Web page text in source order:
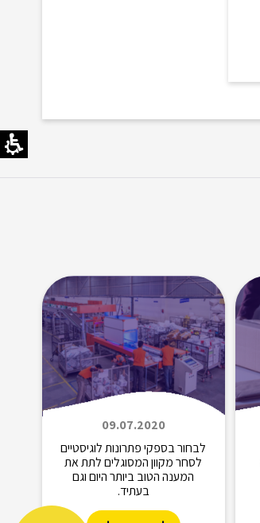
09.07.2020
לבחור בספקי פתרונות לוגיסטיים
לסחר מקוון המסוגלים לתת את
המענה הטוב ביותר היום וגם
בעתיד.